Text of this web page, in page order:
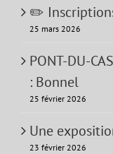
✏️
25 mars 2026
PONT-DU-
: Bonnel
25 février 2026
Une
23 février 2026